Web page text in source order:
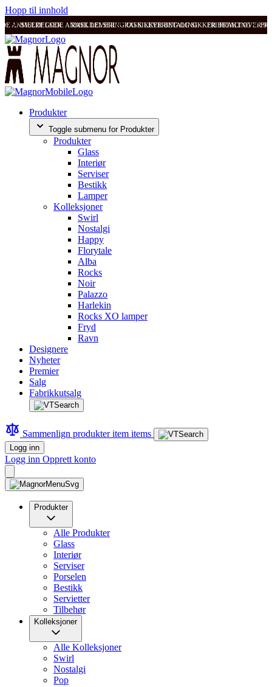
Hopp til innhold
ANMELDELSER RASK LEVERING OG SIKKER BETALING FRI FRAKT OVER
SVÆRT GODE ANMELDELSER RASK LEVERING OG SIKKER BETALING
Produkter
Toggle submenu for Produkter
Produkter
Glass
Interiør
Serviser
Bestikk
Lamper
Kolleksjoner
Swirl
Nostalgi
Happy
Florytale
Alba
Rocks
Noir
Palazzo
Harlekin
Rocks XO lamper
Fryd
Ravn
Designere
Nyheter
Premier
Salg
Fabrikkutsalg
Sammenlign produkteritem items
Logg inn
Logg inn Opprett konto
Produkter
Alle Produkter
Glass
Interiør
Serviser
Porselen
Bestikk
Servietter
Tilbehør
Kolleksjoner
Alle Kolleksjoner
Swirl
Nostalgi
Pop